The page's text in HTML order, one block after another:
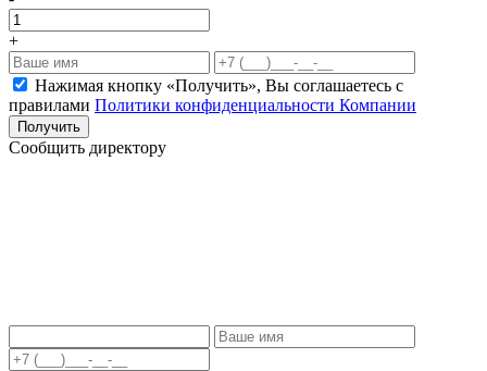
+
Нажимая кнопку «Получить», Вы соглашаетесь c
правилами Политики конфиденциальности Компании
Получить
Сообщить директору